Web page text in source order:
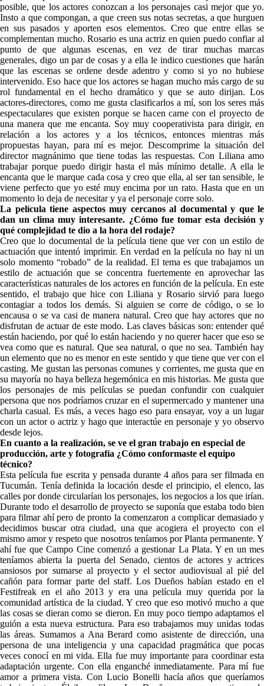
posible, que los actores conozcan a los personajes casi mejor que yo.
Insto a que compongan, a que creen sus notas secretas, a que hurguen
en sus pasados y aporten esos elementos. Creo que entre ellas se
complementan mucho. Rosario es una actriz en quien puedo confiar al
punto de que algunas escenas, en vez de tirar muchas marcas
generales, digo un par de cosas y a ella le indico cuestiones que harán
que las escenas se ordene desde adentro y como si yo no hubiese
intervenido. Eso hace que los actores se hagan mucho más cargo de su
rol fundamental en el hecho dramático y que se auto dirijan. Los
actores-directores, como me gusta clasificarlos a mí, son los seres más
espectaculares que existen porque se hacen carne con el proyecto de
una manera que me encanta. Soy muy cooperativista para dirigir, en
relación a los actores y a los técnicos, entonces mientras más
propuestas hayan, para mí es mejor. Descomprime la situación del
director magnánimo que tiene todas las respuestas.Con Liliana amo
trabajar porque puedo dirigir hasta el más mínimo detalle. A ella le
encanta que le marque cada cosa y creo que ella, al ser tan sensible, le
viene perfecto que yo esté muy encima por un rato. Hasta que en un
momento lo deja de necesitar y ya el personaje corre solo.
La película tiene aspectos muy cercanos al documental y que le
dan un clima muy interesante. ¿Cómo fue tomar esta decisión y
qué complejidad te dio a la hora del rodaje?
Creo que lo documental de la película tiene que ver con un estilo de
actuación que intentó imprimir. En verdad en la película no hay ni un
solo momento “robado” de la realidad. El tema es que trabajamos un
estilo de actuación que se concentra fuertemente en aprovechar las
características naturales de los actores en función de la película. En este
sentido, el trabajo que hice con Liliana y Rosario sirvió para luego
contagiar a todos los demás. Si alguien se corre de código, o se lo
encausa o se va casi de manera natural. Creo que hay actores que no
disfrutan de actuar de este modo. Las claves básicas son: entender qué
están haciendo, por qué lo están haciendo y no querer hacer que eso se
vea como que es natural. Que sea natural, o que no sea. También hay
un elemento que no es menor en este sentido y que tiene que ver con el
casting. Me gustan las personas comunes y corrientes, me gusta que en
su mayoría no haya belleza hegemónica en mis historias. Me gusta que
los personajes de mis películas se puedan confundir con cualquier
persona que nos podríamos cruzar en el supermercado y mantener una
charla casual. Es más, a veces hago eso para ensayar, voy a un lugar
con un actor o actriz y hago que interactúe en personaje y yo observo
desde lejos.
En cuanto a la realización, se ve el gran trabajo en especial de
producción, arte y fotografía ¿Cómo conformaste el equipo
técnico?
Esta película fue escrita y pensada durante 4 años para ser filmada en
Tucumán. Tenía definida la locación desde el principio, el elenco, las
calles por donde circularían los personajes, los negocios a los que irían.
Durante todo el desarrollo de proyecto se suponía que estaba todo bien
para filmar ahí pero de pronto la comenzaron a complicar demasiado y
decidimos buscar otra ciudad, una que acogiera el proyecto con el
mismo amor y respeto que nosotros teníamos por Planta permanente. Y
ahí fue que Campo Cine comenzó a gestionar La Plata. Y en un mes
teníamos abierta la puerta del Senado, cientos de actores y actrices
ansiosos por sumarse al proyecto y el sector audiovisual al pié del
cañón para formar parte del staff. Los Dueños habían estado en el
Festifreak en el año 2013 y era una película muy querida por la
comunidad artística de la ciudad. Y creo que eso motivó mucho a que
las cosas se dieran como se dieron. En muy poco tiempo adaptamos el
guión a esta nueva estructura. Para eso trabajamos muy unidas todas
las áreas. Sumamos a Ana Berard como asistente de dirección, una
persona de una inteligencia y una capacidad pragmática que pocas
veces conocí en mi vida. Ella fue muy importante para coordinar esta
adaptación urgente. Con ella enganché inmediatamente. Para mí fue
amor a primera vista. Con Lucio Bonelli hacía años que queríamos